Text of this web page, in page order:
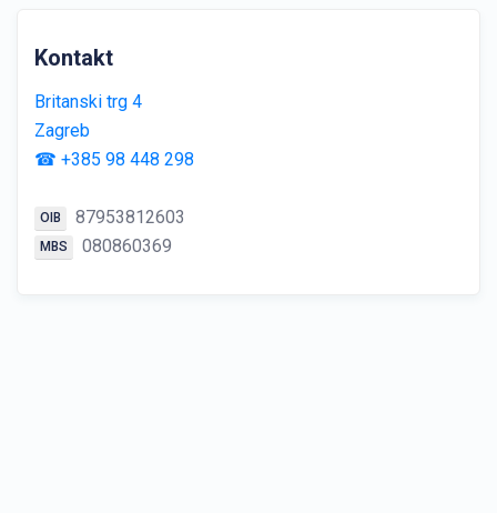
Kontakt
Britanski trg 4
Zagreb
☎ +385 98 448 298
OIB 87953812603
MBS 080860369